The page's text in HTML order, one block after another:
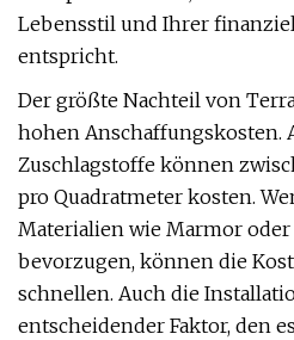
Lebensstil und Ihrer
entspricht.
Der größte Nachteil von
hohen Anschaffungskosten.
Zuschlagstoffe können
pro Quadratmeter kosten.
Materialien wie Marmor oder
bevorzugen, können die
schnellen. Auch die
entscheidender Faktor, den